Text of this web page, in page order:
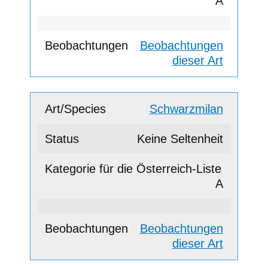
Beobachtungen
dieser Art
Schwarzmilan
Keine Seltenheit
A
Beobachtungen
dieser Art